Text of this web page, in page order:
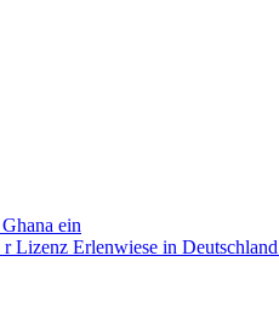
ein
Lizenz Erlenwiese in